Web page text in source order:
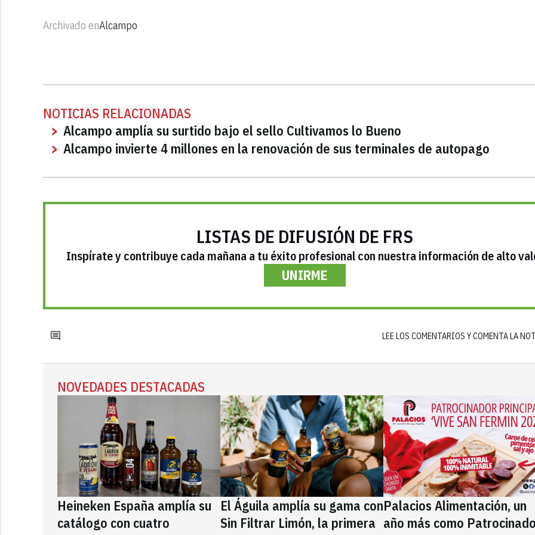
Archivado enAlcampo
NOTICIAS RELACIONADAS
Alcampo amplía su surtido bajo el sello Cultivamos lo Bueno
Alcampo invierte 4 millones en la renovación de sus terminales de autopago
LISTAS DE DIFUSIÓN DE FRS
Inspírate y contribuye cada mañana a tu éxito profesional con nuestra información de alto
UNIRME
LEE LOS COMENTARIOS Y COMENTA LA
NOVEDADES DESTACADAS
Heineken España amplía su
catálogo con cuatro
El Águila amplía su gama con
Sin Filtrar Limón, la primera
Palacios Alimentación, un
año más como